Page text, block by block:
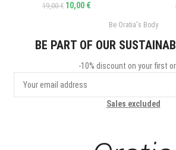
19,00€ 10,00 €
Be Oratia's Body
BE PART OF OUR
-10% discount on your first
Sales excluded